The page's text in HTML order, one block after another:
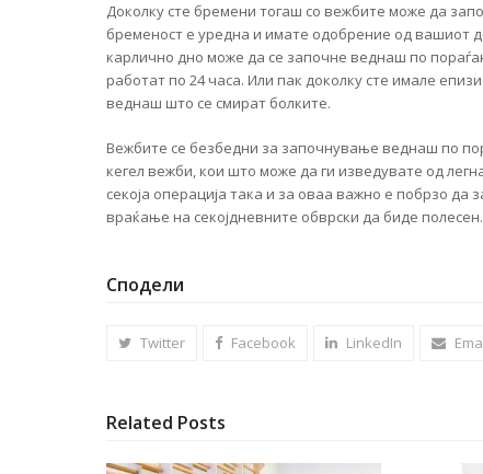
Доколку сте бремени тогаш со вежбите може да
бременост е уредна и имате одобрение од вашиот
карлично дно може да се започне веднаш по
работат по 24 часа. Или пак доколку сте имале
веднаш што се смират болките.
Вежбите се безбедни за започнување веднаш по
кегел вежби, кои што може да ги изведувате од
секоја операција така и за оваа важно е побрзо
враќање на секојдневните обврски да биде полесен.
Сподели
Twitter Facebook LinkedIn
Related Posts